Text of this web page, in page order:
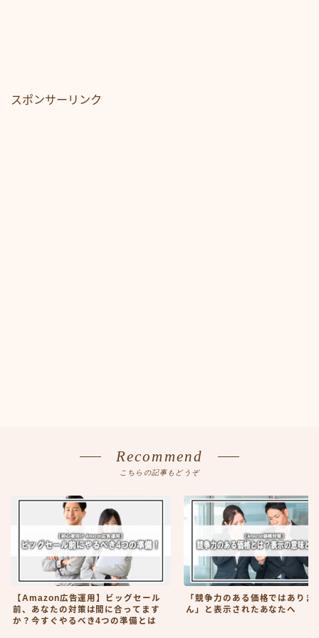
スポンサーリンク
Recommend
こちらの記事もどうぞ
【Amazon広告運用】ビッグセール
前、あなたの対策は間に合ってます
か？今すぐやるべき4つの準備とは
「競争力のある価格ではありま
ん」と表示されたあなたへ